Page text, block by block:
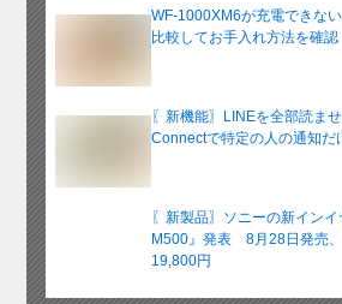
WF-1000XM6が充電できな
比較してお手入れ方法を確認
〖新機能〗LINEを全部読ま
Connectで特定の人の通知だ
〖新製品〗ソニーの新イン
M500』発表 8月28日発売
19,800円